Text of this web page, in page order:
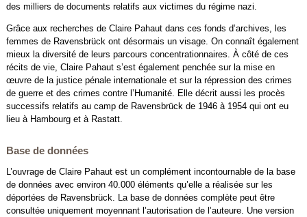
des milliers de documents relatifs aux victimes du régime nazi.
Grâce aux recherches de Claire Pahaut dans ces fonds d’archives, les
femmes de Ravensbrück ont désormais un visage. On connaît également
mieux la diversité de leurs parcours concentrationnaires. À côté de ces
récits de vie, Claire Pahaut s’est également penchée sur la mise en
œuvre de la justice pénale internationale et sur la répression des crimes
de guerre et des crimes contre l’Humanité. Elle décrit aussi les procès
successifs relatifs au camp de Ravensbrück de 1946 à 1954 qui ont eu
lieu à Hambourg et à Rastatt.
Base de données
L’ouvrage de Claire Pahaut est un complément incontournable de la base
de données avec environ 40.000 éléments qu’elle a réalisée sur les
déportées de Ravensbrück. La base de données complète peut être
consultée uniquement moyennant l’autorisation de l’auteure. Une version